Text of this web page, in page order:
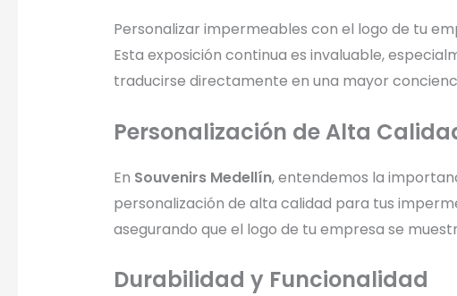
Personalizar impermeables con el logo de tu
Esta exposición continua es invaluable,
traducirse directamente en una mayor
Personalización de Alta
En Souvenirs Medellín, entendemos la
personalización de alta calidad para tus
asegurando que el logo de tu empresa se
Durabilidad y Funcionalidad